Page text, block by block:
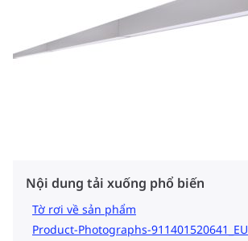
Nội dung tải xuống phổ biến
Tờ rơi về sản phẩm
Product-Photographs-911401520641_EU